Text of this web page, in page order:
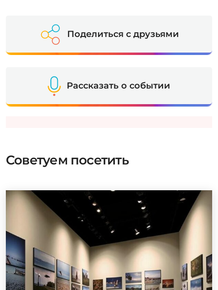
Поделиться с друзьями
Рассказать о событии
Советуем посетить